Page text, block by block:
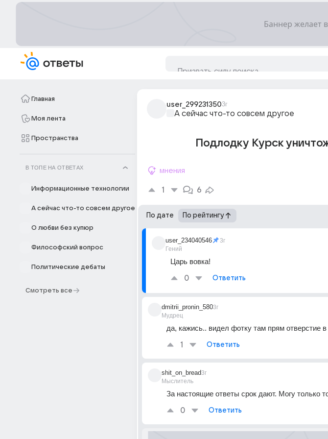
Главная
Моя лента
Пространства
В ТОПЕ НА ОТВЕТАХ
Информационные технологии
А сейчас что-то совсем другое
О любви без купюр
Философский вопрос
Политические дебаты
Смотреть все
user_2992313503г
А сейчас что-то совсем другое
Подлодку Курск
мнения
1 6
По дате По рейтингу
user_234040546
Гений
3г
Царь вовка!
0 Ответить
dmitrii_pronin_580
Мудрец
3г
да, кажись.. видел фотку там прям отверстие
1 Ответить
shit_on_bread
Мыслитель
3г
За настоящие ответы срок дают. Могу только
0 Ответить